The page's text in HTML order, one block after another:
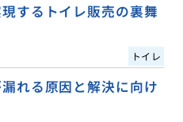
するトイレ販売の裏舞
トイレ
れる原因と解決に向け